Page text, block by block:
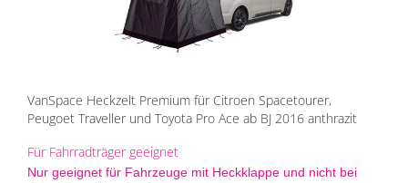
VanSpace Heckzelt Premium für Citroen Spacetourer,
Peugoet Traveller und Toyota Pro Ace ab BJ 2016 anthrazit
Für Fahrradträger geeignet
Nur geeignet für Fahrzeuge mit Heckklappe und nicht bei